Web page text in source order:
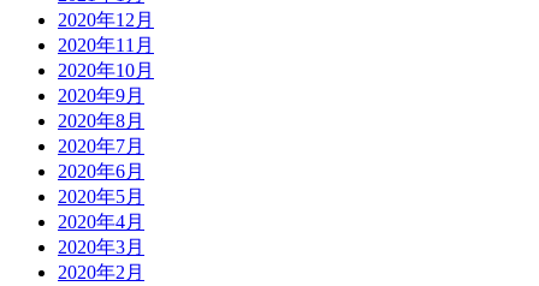
2020年12月
2020年11月
2020年10月
2020年9月
2020年8月
2020年7月
2020年6月
2020年5月
2020年4月
2020年3月
2020年2月